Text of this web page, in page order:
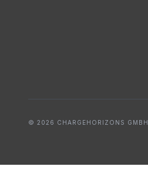
© 2026 CHARGEHORIZONS GMBH